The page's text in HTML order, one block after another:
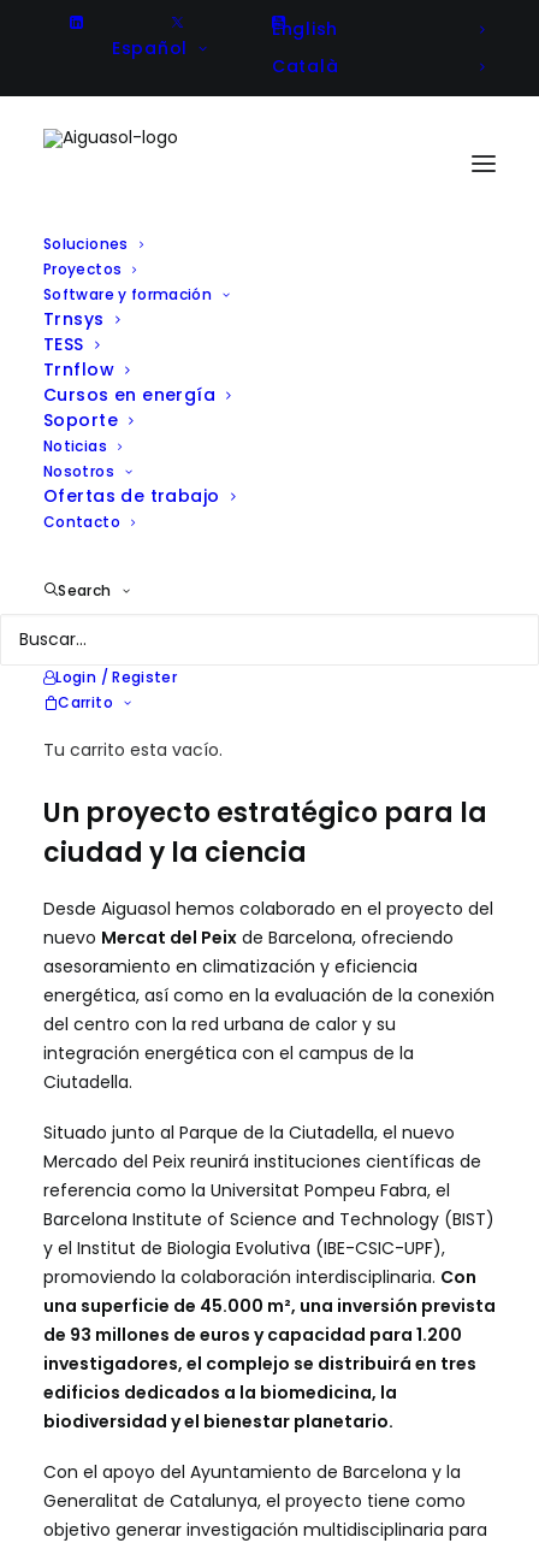
Español
English
Català
Soluciones
Proyectos
Software y formación
Trnsys
TESS
Trnflow
Cursos en energía
Soporte
Noticias
Nosotros
Ofertas de trabajo
Contacto
Search
Login / Register
Carrito
Tu carrito esta vacío.
Aiguasol colabora en la
evaluación de la red de calor del
nuevo “Mercat del Peix”, centro
de referencia en investigación
científica
Location
Services
Un proyecto estratégico para la
ciudad y la ciencia
Desde Aiguasol hemos colaborado en el proyecto del
nuevo Mercat del Peix de Barcelona, ofreciendo
asesoramiento en climatización y eficiencia
energética, así como en la evaluación de la conexión
del centro con la red urbana de calor y su
integración energética con el campus de la
Ciutadella.
Situado junto al Parque de la Ciutadella, el nuevo
Mercado del Peix reunirá instituciones científicas de
referencia como la Universitat Pompeu Fabra, el
Barcelona Institute of Science and Technology (BIST)
y el Institut de Biologia Evolutiva (IBE-CSIC-UPF),
promoviendo la colaboración interdisciplinaria. Con
una superficie de 45.000 m², una inversión prevista
de 93 millones de euros y capacidad para 1.200
investigadores, el complejo se distribuirá en tres
edificios dedicados a la biomedicina, la
biodiversidad y el bienestar planetario.
Con el apoyo del Ayuntamiento de Barcelona y la
Generalitat de Catalunya, el proyecto tiene como
objetivo generar investigación multidisciplinaria para